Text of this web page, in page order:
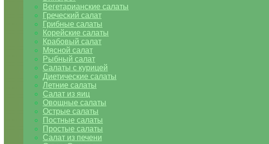
Вегетарианские салаты
Греческий салат
Грибные салаты
Корейские салаты
Крабовый салат
Мясной салат
Рыбный салат
Салаты с курицей
Диетические салаты
Летние салаты
Салат из яиц
Овощные салаты
Острые салаты
Постные салаты
Простые салаты
Салат из печени